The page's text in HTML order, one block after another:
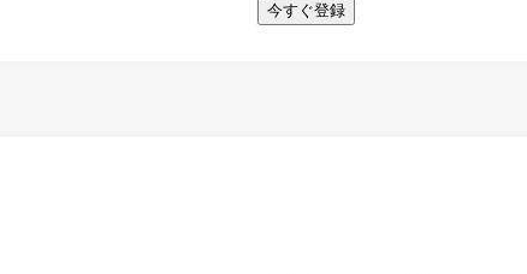
今すぐ登録